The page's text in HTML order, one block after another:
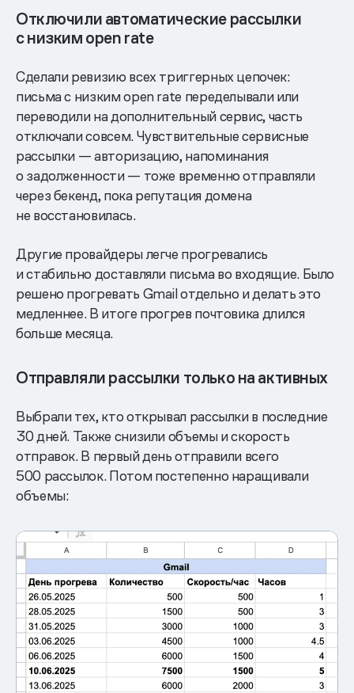
Отключили автоматические рассылки
с низким open rate
Сделали ревизию всех триггерных цепочек:
письма с низким open rate переделывали или
переводили на дополнительный сервис, часть
отключали совсем. Чувствительные сервисные
рассылки — авторизацию, напоминания
о задолженности — тоже временно отправляли
через бекенд, пока репутация домена
не восстановилась.
Другие провайдеры легче прогревались
и стабильно доставляли письма во входящие. Было
решено прогревать Gmail отдельно и делать это
медленнее. В итоге прогрев почтовика длился
больше месяца.
Отправляли рассылки только на активных
Выбрали тех, кто открывал рассылки в последние
30 дней. Также снизили объемы и скорость
отправок. В первый день отправили всего
500 рассылок. Потом постепенно наращивали
объемы: